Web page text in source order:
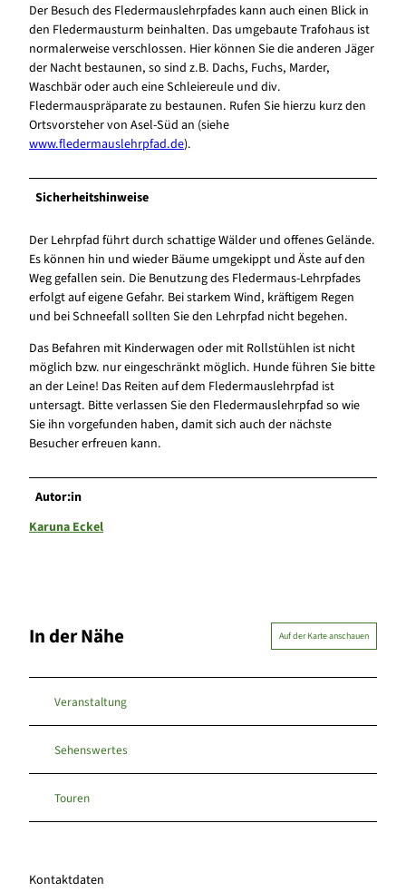
Der Besuch des Fledermauslehrpfades kann auch einen Blick in
den Fledermausturm beinhalten. Das umgebaute Trafohaus ist
normalerweise verschlossen. Hier können Sie die anderen Jäger
der Nacht bestaunen, so sind z.B. Dachs, Fuchs, Marder,
Waschbär oder auch eine Schleiereule und div.
Fledermauspräparate zu bestaunen. Rufen Sie hierzu kurz den
Ortsvorsteher von Asel-Süd an (siehe
www.fledermauslehrpfad.de).
Sicherheitshinweise
Der Lehrpfad führt durch schattige Wälder und offenes Gelände.
Es können hin und wieder Bäume umgekippt und Äste auf den
Weg gefallen sein. Die Benutzung des Fledermaus-Lehrpfades
erfolgt auf eigene Gefahr. Bei starkem Wind, kräftigem Regen
und bei Schneefall sollten Sie den Lehrpfad nicht begehen.
Das Befahren mit Kinderwagen oder mit Rollstühlen ist nicht
möglich bzw. nur eingeschränkt möglich. Hunde führen Sie bitte
an der Leine! Das Reiten auf dem Fledermauslehrpfad ist
untersagt. Bitte verlassen Sie den Fledermauslehrpfad so wie
Sie ihn vorgefunden haben, damit sich auch der nächste
Besucher erfreuen kann.
Autor:in
Karuna Eckel
In der Nähe Auf der Karte anschauen
Veranstaltung
Sehenswertes
Touren
Kontaktdaten